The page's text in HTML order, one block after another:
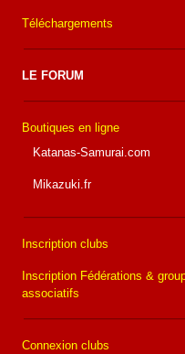
Téléchargements
LE FORUM
Boutiques en ligne
Katanas-Samurai.com
Mikazuki.fr
Inscription clubs
Inscription Fédérations &
associatifs
Connexion clubs